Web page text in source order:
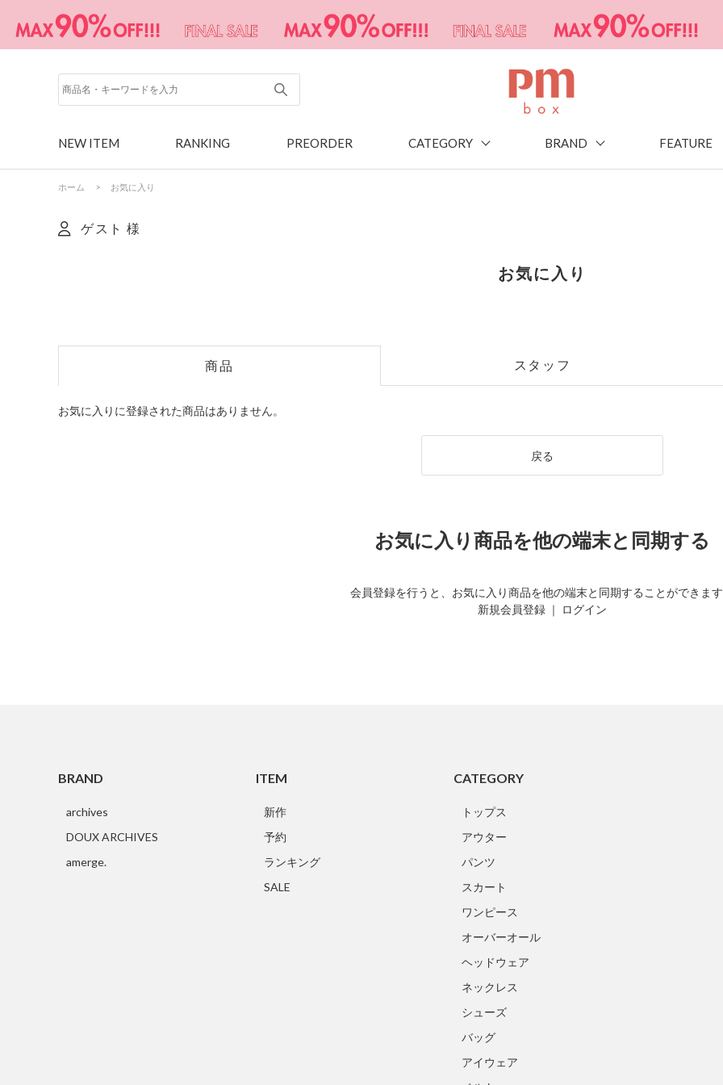
NEW ITEM RANKING PREORDER CATEGORY BRAND FEATURE
ホーム > お気に入り
ゲスト 様
お気に入り
商品 スタッフ
お気に入りに登録された商品はありません。
戻る
お気に入り商品を他の端末と同期する
会員登録を行うと、お気に入り商品を他の端末と同期することができます
新規会員登録 ｜ ログイン
BRAND
archives
DOUX ARCHIVES
amerge.
ITEM
新作
予約
ランキング
SALE
CATEGORY
トップス
アウター
パンツ
スカート
ワンピース
オーバーオール
ヘッドウェア
ネックレス
シューズ
バッグ
アイウェア